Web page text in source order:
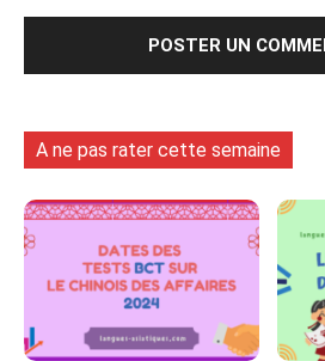
A ne pas rater cette semaine